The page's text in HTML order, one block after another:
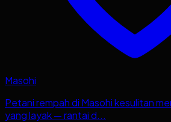
Masohi
Petani rempah di Masohi kesulitan
yang layak — rantai d...